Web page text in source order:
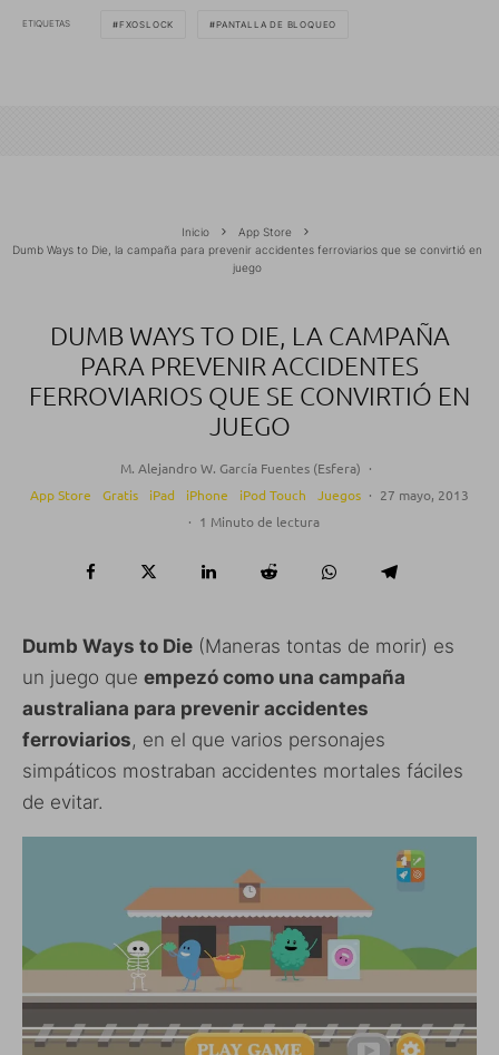
ETIQUETAS FXOSLOCK PANTALLA DE BLOQUEO
Inicio
App Store
Dumb Ways to Die, la campaña para prevenir accidentes ferroviarios que se convirtió en
juego
DUMB WAYS TO DIE, LA CAMPAÑA
PARA PREVENIR ACCIDENTES
FERROVIARIOS QUE SE CONVIRTIÓ EN
JUEGO
M. Alejandro W. García Fuentes (Esfera) ·
App Store
Gratis iPad iPhone iPod Touch Juegos · 27 mayo, 2013
· 1 Minuto de lectura
Dumb Ways to Die (Maneras tontas de morir) es
un juego que empezó como una campaña
australiana para prevenir accidentes
ferroviarios, en el que varios personajes
simpáticos mostraban accidentes mortales fáciles
de evitar.